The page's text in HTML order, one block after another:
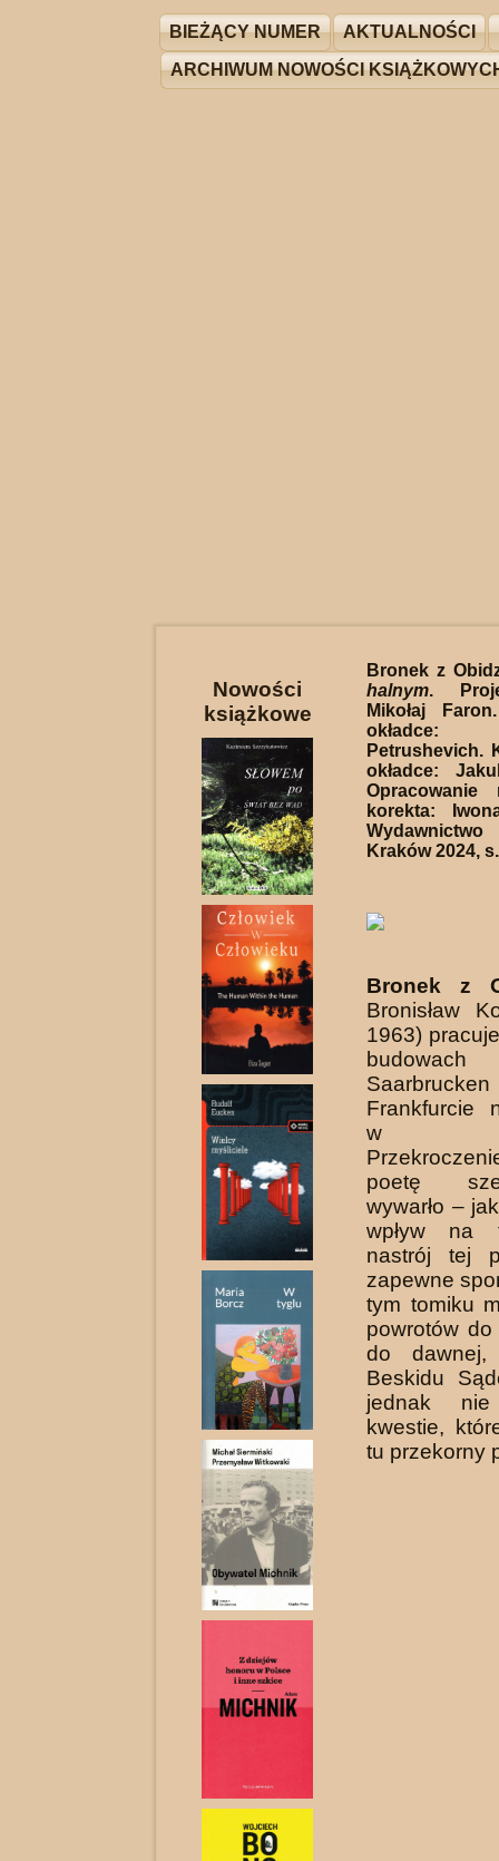
BIEŻĄCY NUMER AKTUALNOŚCI
ARCHIWUM NOWOŚCI
Nowości
książkowe
Bronek z
halnym.
Mikołaj
okładce:
Petrushevich.
okładce:
Opracowanie
korekta:
Kraków 2024,
Bronek z
Bronisław
1963)
Frankfurcie
w
poetę
wywarło –
wpływ na
nastrój tej
zapewne
tym tomiku
powrotów do
do
Beskidu
jednak nie
kwestie,
tu przekorny